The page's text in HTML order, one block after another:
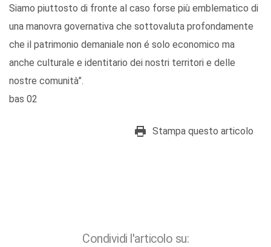
Siamo piuttosto di fronte al caso forse più emblematico di
una manovra governativa che sottovaluta profondamente
che il patrimonio demaniale non é solo economico ma
anche culturale e identitario dei nostri territori e delle
nostre comunità”.
bas 02
Stampa questo articolo
Condividi l'articolo su: